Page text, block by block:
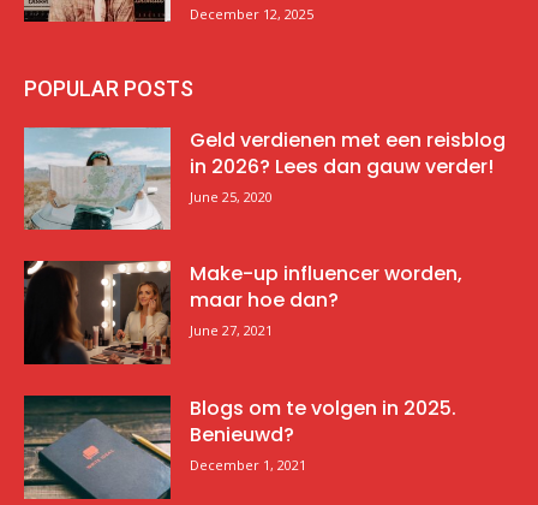
December 12, 2025
POPULAR POSTS
Geld verdienen met een reisblog
in 2026? Lees dan gauw verder!
June 25, 2020
Make-up influencer worden,
maar hoe dan?
June 27, 2021
Blogs om te volgen in 2025.
Benieuwd?
December 1, 2021